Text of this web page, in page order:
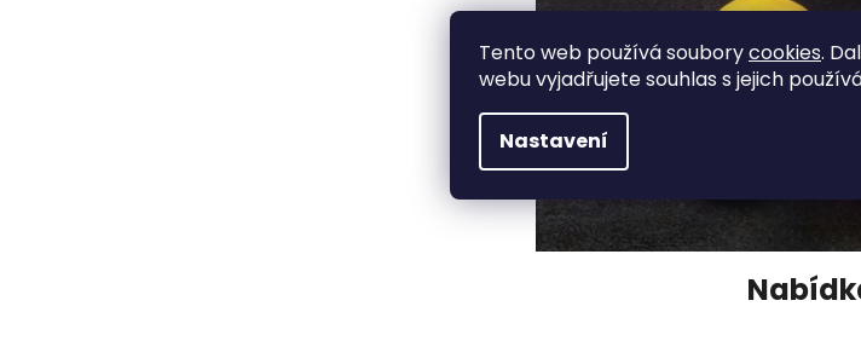
Tento web používá souborycookies.
webu vyjadřujete souhlas s jejich
Nastavení